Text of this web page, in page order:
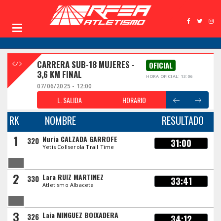
CARRERA SUB-18 MUJERES -
3,6 KM FINAL
OFICIAL
HORA OFICIAL: 13:06
07/06/2025 - 12:00
L. SALIDA HORARIO
RK NOMBRE RESULTADO
1 320 Nuria CALZADA GARROFE
Yetis Collserola Trail Time 31:00
2 330 Lara RUIZ MARTINEZ
Atletismo Albacete 33:41
3 326 Laia MINGUEZ BOIXADERA